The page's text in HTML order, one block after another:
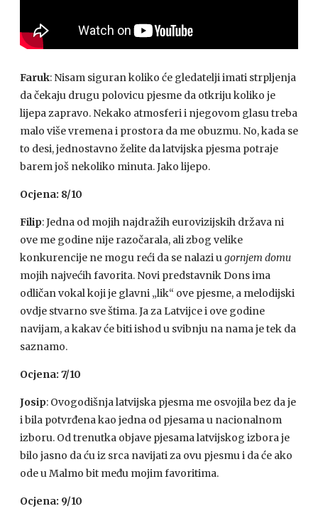
Faruk: Nisam siguran koliko će gledatelji imati strpljenja
da čekaju drugu polovicu pjesme da otkriju koliko je
lijepa zapravo. Nekako atmosferi i njegovom glasu treba
malo više vremena i prostora da me obuzmu. No, kada se
to desi, jednostavno želite da latvijska pjesma potraje
barem još nekoliko minuta. Jako lijepo.
Ocjena: 8/10
Filip: Jedna od mojih najdražih eurovizijskih država ni
ove me godine nije razočarala, ali zbog velike
konkurencije ne mogu reći da se nalazi u gornjem domu
mojih najvećih favorita. Novi predstavnik Dons ima
odličan vokal koji je glavni „lik“ ove pjesme, a melodijski
ovdje stvarno sve štima. Ja za Latvijce i ove godine
navijam, a kakav će biti ishod u svibnju na nama je tek da
saznamo.
Ocjena: 7/10
Josip: Ovogodišnja latvijska pjesma me osvojila bez da je
i bila potvrđena kao jedna od pjesama u nacionalnom
izboru. Od trenutka objave pjesama latvijskog izbora je
bilo jasno da ću iz srca navijati za ovu pjesmu i da će ako
ode u Malmo bit među mojim favoritima.
Ocjena: 9/10